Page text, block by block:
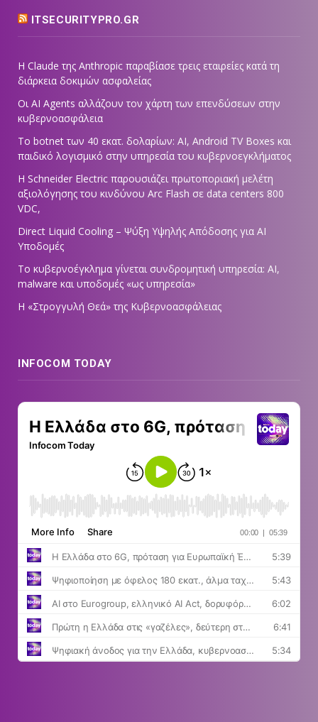
ITSECURITYPRO.GR
Η Claude της Anthropic παραβίασε τρεις εταιρείες κατά τη
διάρκεια δοκιμών ασφαλείας
Οι AI Agents αλλάζουν τον χάρτη των επενδύσεων στην
κυβερνοασφάλεια
Το botnet των 40 εκατ. δολαρίων: AI, Android TV Boxes και
παιδικό λογισμικό στην υπηρεσία του κυβερνοεγκλήματος
Η Schneider Electric παρουσιάζει πρωτοποριακή μελέτη
αξιολόγησης του κινδύνου Arc Flash σε data centers 800
VDC,
Direct Liquid Cooling – Ψύξη Υψηλής Απόδοσης για AI
Υποδομές
Το κυβερνοέγκλημα γίνεται συνδρομητική υπηρεσία: AI,
malware και υποδομές «ως υπηρεσία»
Η «Στρογγυλή Θεά» της Κυβερνοασφάλειας
INFOCOM TODAY